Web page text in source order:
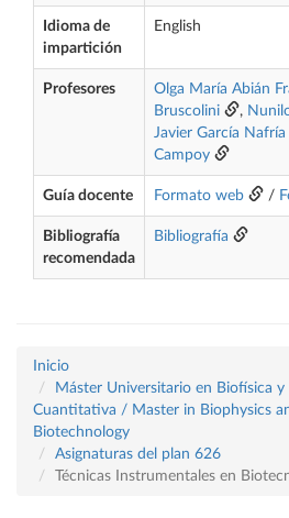
Idioma de
impartición
English
Profesores Olga María Abián
Bruscolini
,
Javier García Nafría
Campoy
Guía docente Formato web /
Bibliografía
recomendada
Bibliografía
Inicio
Máster Universitario en Biofísica y
Cuantitativa / Master in Biophysics
Biotechnology
Asignaturas del plan 626
Técnicas Instrumentales en